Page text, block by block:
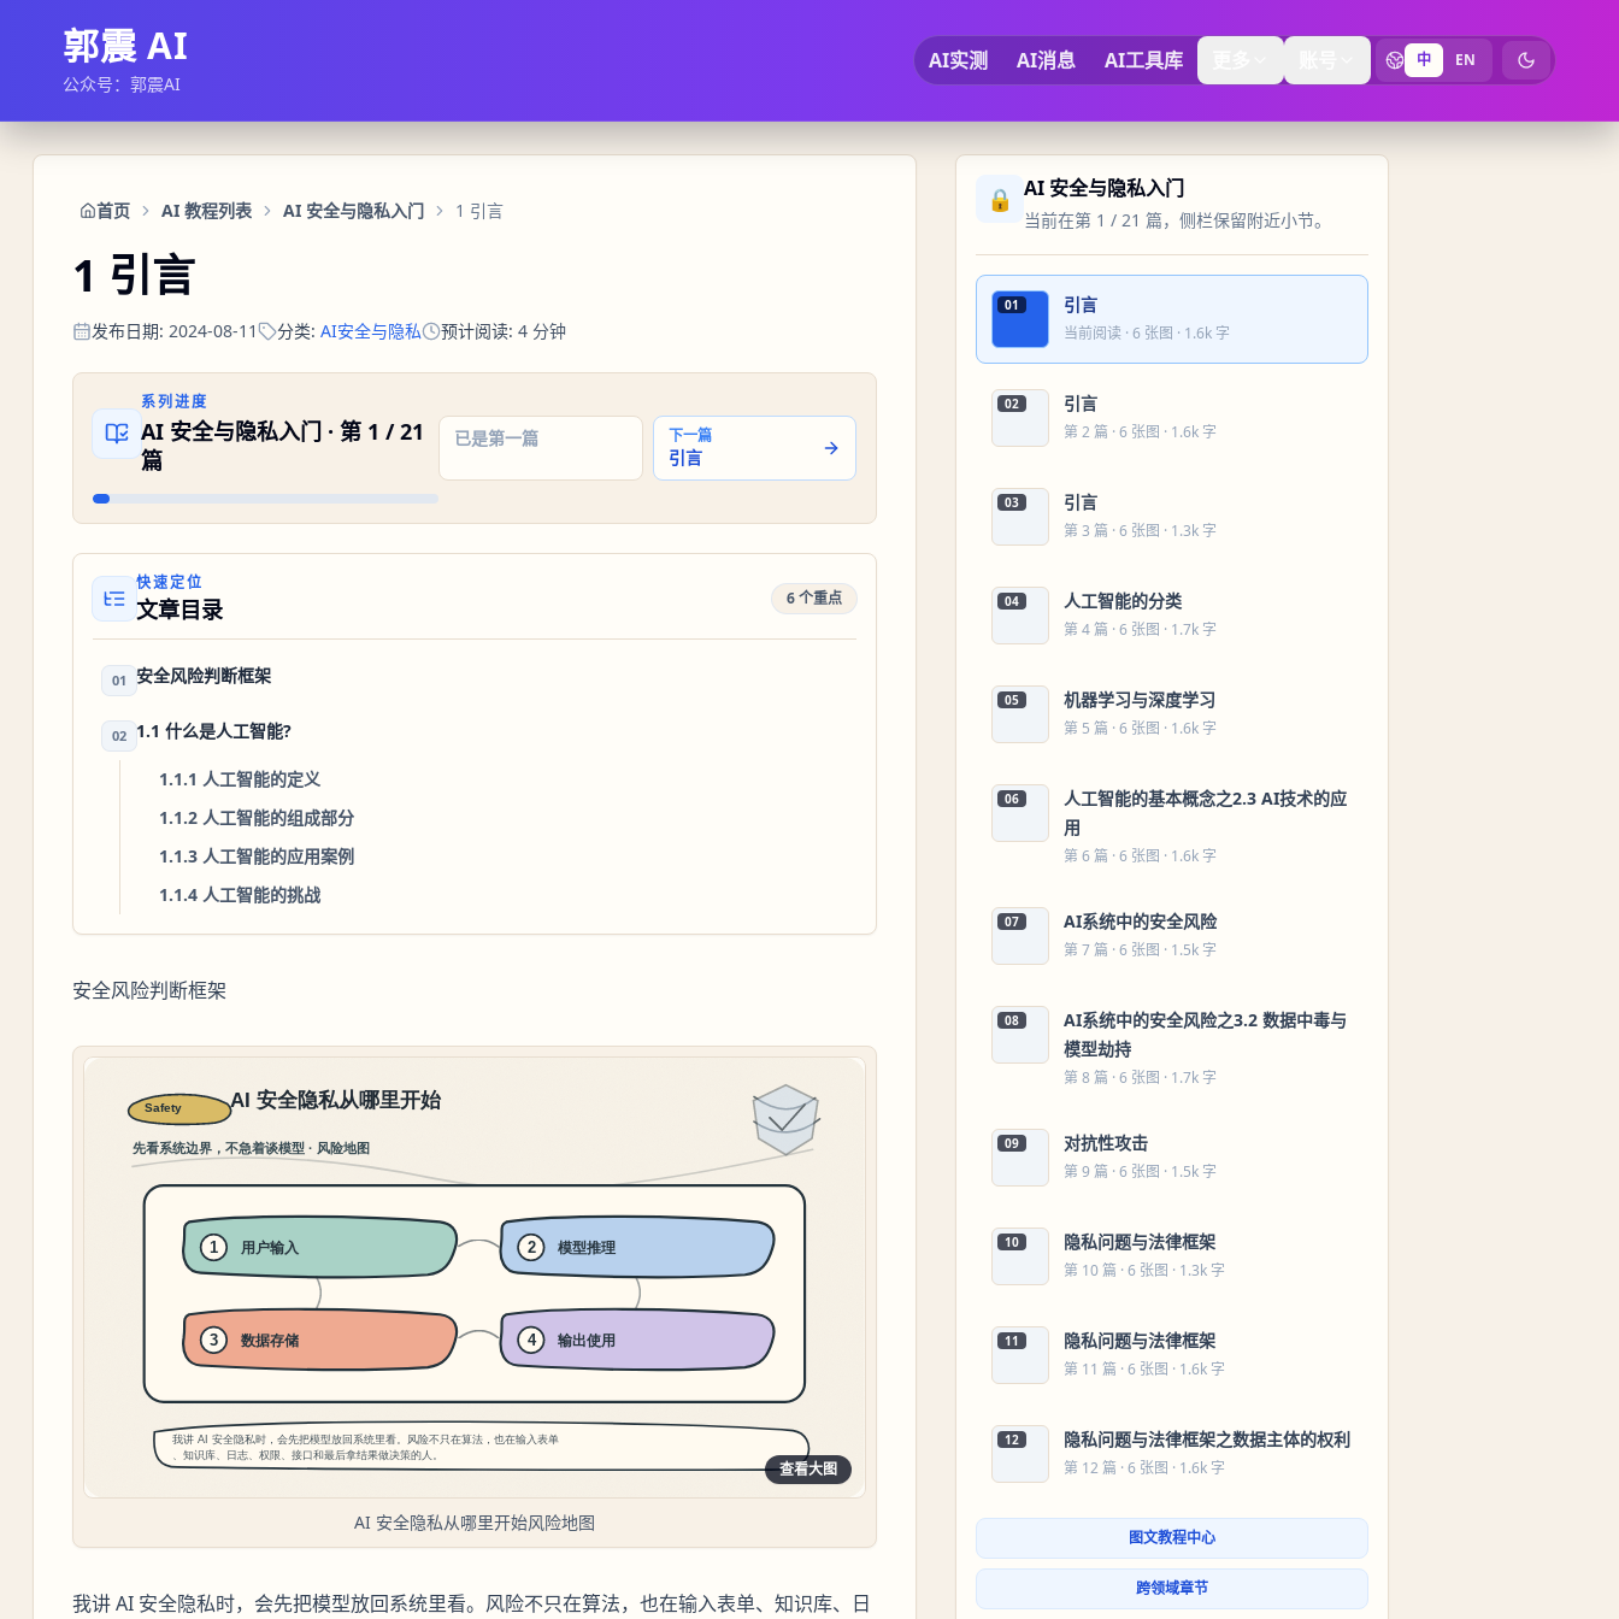
郭震 AI
公众号：郭震AI
AI实测 AI消息 AI工具库 中 EN 切换为暗黑
首页 AI 教程列表 AI 安全与隐私入门 1 引言
1 引言
发布日期: 2024-08-11 分类: AI安全与隐私 预计阅读: 4 分钟
系列进度
AI 安全与隐私入门 · 第 1 /21
篇
已是第一篇 下一篇
引言
快速定位
文章目录 6 个重点
01 安全风险判断框架
02 1.1 什么是人工智能?
1.1.1 人工智能的定义
1.1.2 人工智能的组成部分
1.1.3 人工智能的应用案例
1.1.4 人工智能的挑战
安全风险判断框架
查看大图
AI 安全隐私从哪里开始风险地图
我讲 AI 安全隐私时，会先把模型放回系统里看。风险不只在算法，也在输入表单、知识库、日
🔒 AI 安全与隐私入门
当前在第 1 / 21 篇，侧栏保留附近小节。
01 引言
当前阅读 · 6 张图 · 1.6k 字
02 引言
第 2 篇 · 6 张图 · 1.6k 字
03 引言
第 3 篇 · 6 张图 · 1.3k 字
04 人工智能的分类
第 4 篇 · 6 张图 · 1.7k 字
05 机器学习与深度学习
第 5 篇 · 6 张图 · 1.6k 字
06
人工智能的基本概念之2.3 AI技术的应
用
第 6 篇 · 6 张图 · 1.6k 字
07 AI系统中的安全风险
第 7 篇 · 6 张图 · 1.5k 字
08
AI系统中的安全风险之3.2 数据中毒与
模型劫持
第 8 篇 · 6 张图 · 1.7k 字
09 对抗性攻击
第 9 篇 · 6 张图 · 1.5k 字
10 隐私问题与法律框架
第 10 篇 · 6 张图 · 1.3k 字
11 隐私问题与法律框架
第 11 篇 · 6 张图 · 1.6k 字
12 隐私问题与法律框架之数据主体的权利
第 12 篇 · 6 张图 · 1.6k 字
图文教程中心
跨领域章节